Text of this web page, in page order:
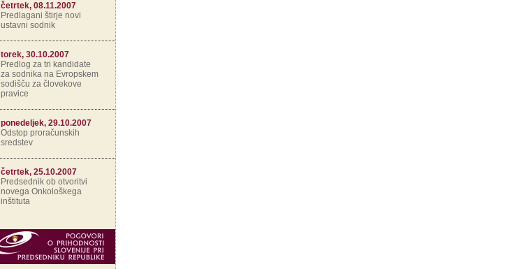
četrtek, 08.11.2007
Predlagani štirje novi
ustavni sodnik
torek, 30.10.2007
Predlog za tri kandidate
za sodnika na Evropskem
sodišču za človekove
pravice
ponedeljek, 29.10.2007
Odstop proračunskih
sredstev
četrtek, 25.10.2007
Predsednik ob otvoritvi
novega Onkološkega
inštituta